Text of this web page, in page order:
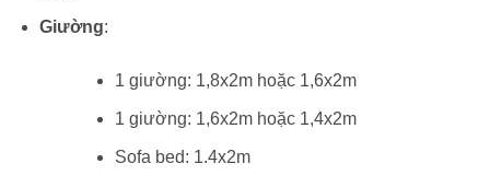
Giường:
1 giường: 1,8x2m hoặc 1,6x2m
1 giường: 1,6x2m hoặc 1,4x2m
Sofa bed: 1.4x2m